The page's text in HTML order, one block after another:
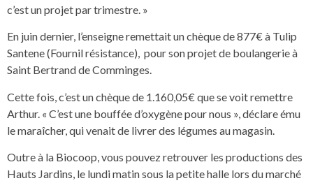
c’est un projet par trimestre. »
En juin dernier, l’enseigne remettait un chèque de 877€ à Tulip
Santene (Fournil résistance), pour son projet de boulangerie à
Saint Bertrand de Comminges.
Cette fois, c’est un chèque de 1.160,05€ que se voit remettre
Arthur. « C’est une bouffée d’oxygène pour nous », déclare ému
le maraîcher, qui venait de livrer des légumes au magasin.
Outre à la Biocoop, vous pouvez retrouver les productions des
Hauts Jardins, le lundi matin sous la petite halle lors du marché